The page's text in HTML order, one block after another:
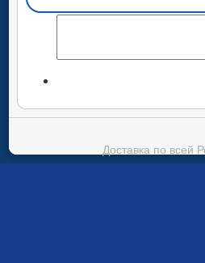
Доставка по всей